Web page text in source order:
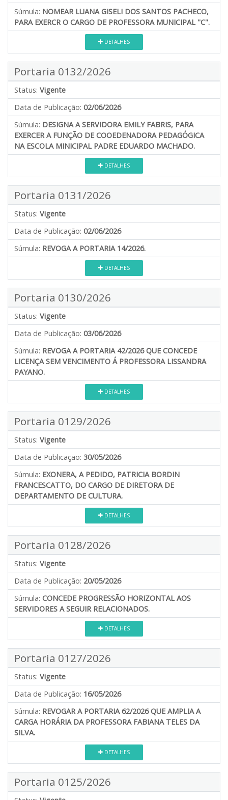
Súmula: NOMEAR LUANA GISELI DOS SANTOS PACHECO,
PARA EXERCR O CARGO DE PROFESSORA MUNICIPAL ''C''.
DETALHES
Portaria 0132/2026
Status: Vigente
Data de Publicação: 02/06/2026
Súmula: DESIGNA A SERVIDORA EMILY FABRIS, PARA
EXERCER A FUNÇÃO DE COOEDENADORA PEDAGÓGICA
NA ESCOLA MINICIPAL PADRE EDUARDO MACHADO.
DETALHES
Portaria 0131/2026
Status: Vigente
Data de Publicação: 02/06/2026
Súmula: REVOGA A PORTARIA 14/2026.
DETALHES
Portaria 0130/2026
Status: Vigente
Data de Publicação: 03/06/2026
Súmula: REVOGA A PORTARIA 42/2026 QUE CONCEDE
LICENÇA SEM VENCIMENTO Á PROFESSORA LISSANDRA
PAYANO.
DETALHES
Portaria 0129/2026
Status: Vigente
Data de Publicação: 30/05/2026
Súmula: EXONERA, A PEDIDO, PATRICIA BORDIN
FRANCESCATTO, DO CARGO DE DIRETORA DE
DEPARTAMENTO DE CULTURA.
DETALHES
Portaria 0128/2026
Status: Vigente
Data de Publicação: 20/05/2026
Súmula: CONCEDE PROGRESSÃO HORIZONTAL AOS
SERVIDORES A SEGUIR RELACIONADOS.
DETALHES
Portaria 0127/2026
Status: Vigente
Data de Publicação: 16/05/2026
Súmula: REVOGAR A PORTARIA 62/2026 QUE AMPLIA A
CARGA HORÁRIA DA PROFESSORA FABIANA TELES DA
SILVA.
DETALHES
Portaria 0125/2026